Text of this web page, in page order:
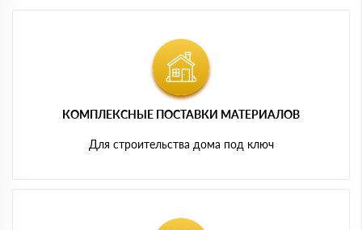
КОМПЛЕКСНЫЕ ПОСТАВКИ МАТЕРИАЛОВ
Для строительства дома под ключ